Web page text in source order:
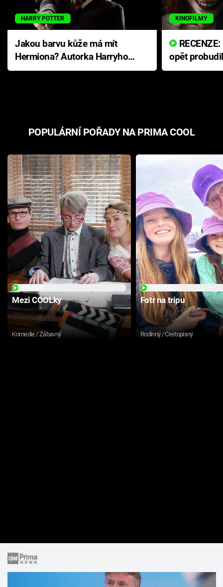
HARRY POTTER
Jakou barvu kůže má mít
Hermiona? Autorka Harryho
Pottera přišla s ráznou
KINOFILMY
opět
přichází s
POPULÁRNÍ POŘADY NA PRIMA COOL
Mezi COOLky
Komedie / Zábavný
Fotr na tripu
Rodinný / Cestopisný